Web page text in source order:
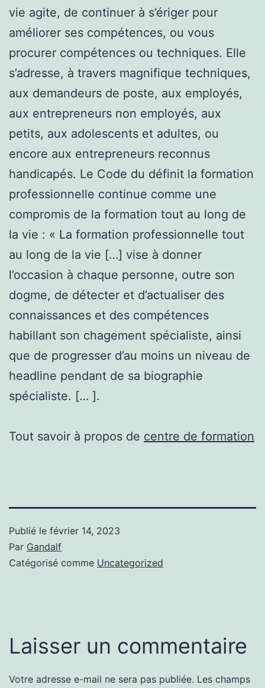
vie agite, de continuer à s’ériger pour
améliorer ses compétences, ou vous
procurer compétences ou techniques. Elle
s’adresse, à travers magnifique techniques,
aux demandeurs de poste, aux employés,
aux entrepreneurs non employés, aux
petits, aux adolescents et adultes, ou
encore aux entrepreneurs reconnus
handicapés. Le Code du définit la formation
professionnelle continue comme une
compromis de la formation tout au long de
la vie : « La formation professionnelle tout
au long de la vie […] vise à donner
l’occasion à chaque personne, outre son
dogme, de détecter et d’actualiser des
connaissances et des compétences
habillant son chagement spécialiste, ainsi
que de progresser d’au moins un niveau de
headline pendant de sa biographie
spécialiste. [… ].
Tout savoir à propos de centre de formation
Publié le février 14, 2023
Par Gandalf
Catégorisé comme Uncategorized
Laisser un commentaire
Votre adresse e-mail ne sera pas publiée. Les champs